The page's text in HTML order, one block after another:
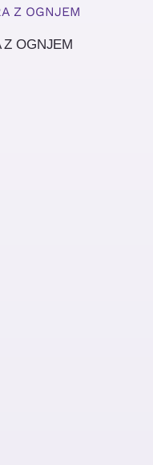
Z OGNJEM